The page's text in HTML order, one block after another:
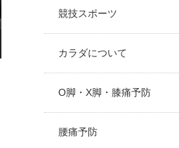
競技スポーツ
カラダについて
O脚・X脚・膝痛予防
腰痛予防